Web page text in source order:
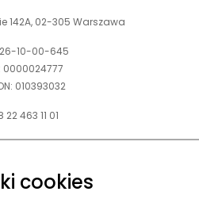
142A, 02-305 Warszawa
10-00-645
0000024777
010393032
22 463 11 01
telefonicznego w godz. 9-15.
cookies